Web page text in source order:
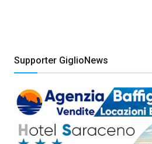
Supporter GiglioNews